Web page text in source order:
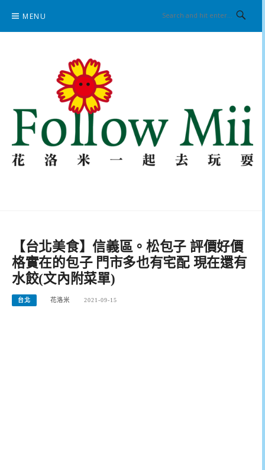
content
MENU
【台北美食】信義區。松包子 評價好價
格實在的包子 門市多也有宅配 現在還有
水餃(文內附菜單)
台北 花洛米 2021-09-15